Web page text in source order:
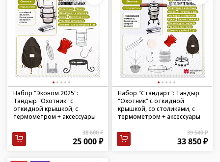
Набор "Эконом 2025":
Тандыр "Охотник" с
откидной крышкой, с
термометром + аксессуары
38 600 ₽
25 000 ₽
Набор "Стандарт": Тандыр
"Охотник" с откидной
крышкой, со столиками, с
термометром + аксессуары
39 540 ₽
33 850 ₽